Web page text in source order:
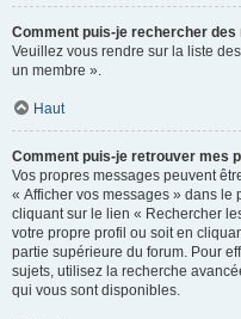
Comment puis-je rechercher des
Veuillez vous rendre sur la liste
un membre ».
Haut
Comment puis-je retrouver mes
Vos propres messages peuvent
« Afficher vos messages » dans le
cliquant sur le lien « Rechercher
votre propre profil ou soit en
partie supérieure du forum. Pour
sujets, utilisez la recherche
qui vous sont disponibles.